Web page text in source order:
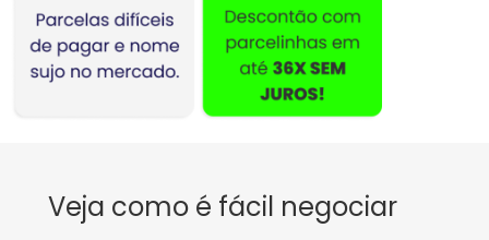
Veja como é fácil negociar